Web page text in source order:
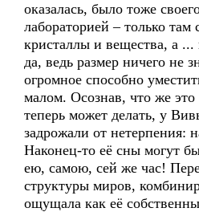
оказалась, было тоже
лабораторией – только там
кристаллы и вещества, а
да, ведь размер ничего не
огромное способно
малом. Осознав, что же
теперь может делать, у
задрожали от нетерпения:
Наконец-то её сны могут
ею, самою, сей же час!
структуры миров,
ощущала как её